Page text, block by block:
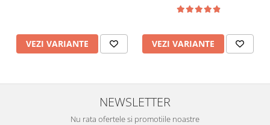
VEZI VARIANTE VEZI VARIANTE
NEWSLETTER
Nu rata ofertele si promotiile noastre